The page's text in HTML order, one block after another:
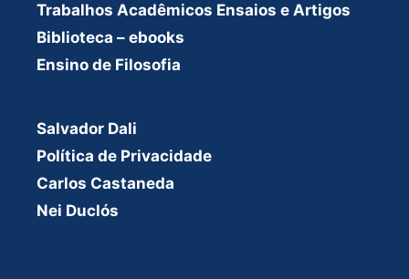
Trabalhos Acadêmicos Ensaios e Artigos
Biblioteca – ebooks
Ensino de Filosofia
Salvador Dali
Política de Privacidade
Carlos Castaneda
Nei Duclós